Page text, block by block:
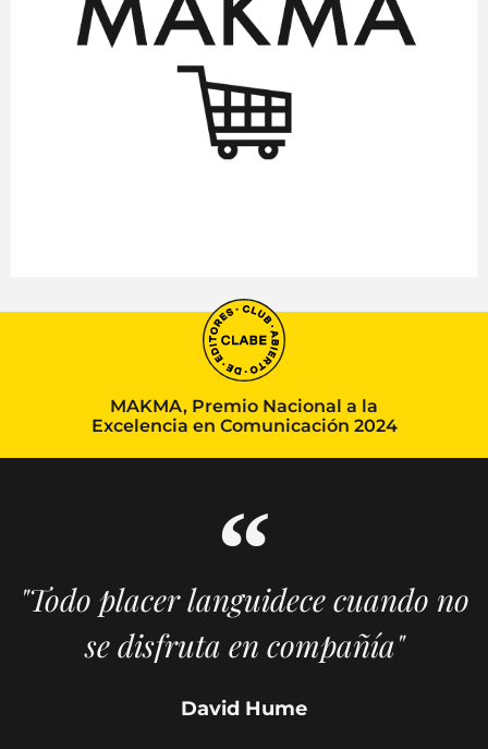
MAKMA, Premio Nacional a la
Excelencia en Comunicación 2024
"Todo placer languidece cuando no
se disfruta en compañía"
David Hume